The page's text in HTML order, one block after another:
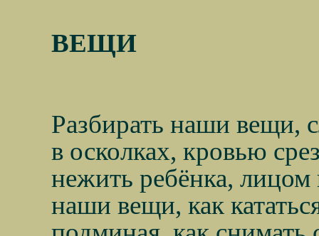
ВЕЩИ
Разбирать наши вещи,
в осколках, кровью
нежить ребёнка,
наши вещи, как